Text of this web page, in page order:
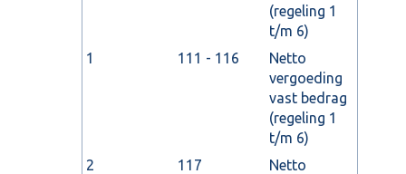
(regeling 1
t/m 6)
1
111 - 116
Netto
vergoeding
vast bedrag
(regeling 1
t/m 6)
2
117
Netto